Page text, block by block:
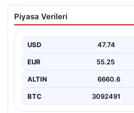
Hakkari’de
Uyuşturucu Operasyonu
gerçekleştirilen başarılı bir
esrar ele geçirildi.…
Piyasa Verileri
USD 47.74
EUR 55.25
ALTIN 6660.6
BTC 3092491